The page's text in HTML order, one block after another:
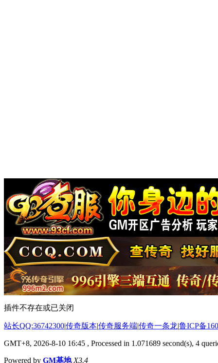
插件不存在或已关闭
站长QQ:36742300|传奇版本|传奇服务端|传奇一条龙|鲁ICP备
GMT+8, 2026-8-10 16:45 , Processed in 1.071689 second(s), 4
Powered by GM基地 X3.4